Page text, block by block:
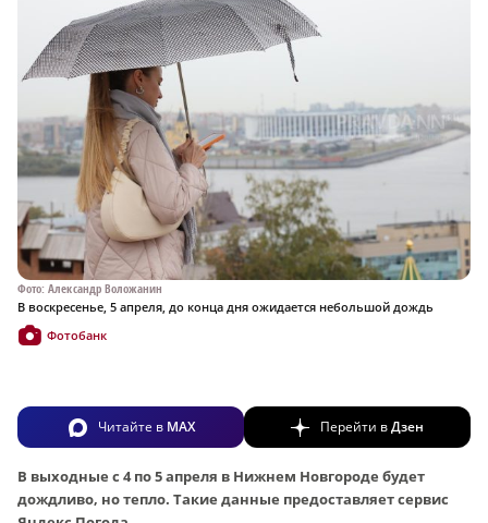
Фото: Александр Воложанин
В воскресенье, 5 апреля, до конца дня ожидается небольшой дождь
Фотобанк
Читайте в MAX Перейти вДзен
В выходные с 4 по 5 апреля в Нижнем Новгороде будет
дождливо, но тепло. Такие данные предоставляет сервис